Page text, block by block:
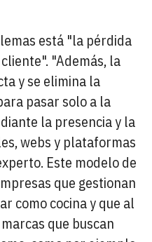
está "la pérdida
"Además, la
y se elimina la
pasar solo a la
la presencia y la
webs y plataformas
Este modelo de
que gestionan
como cocina y que al
que buscan